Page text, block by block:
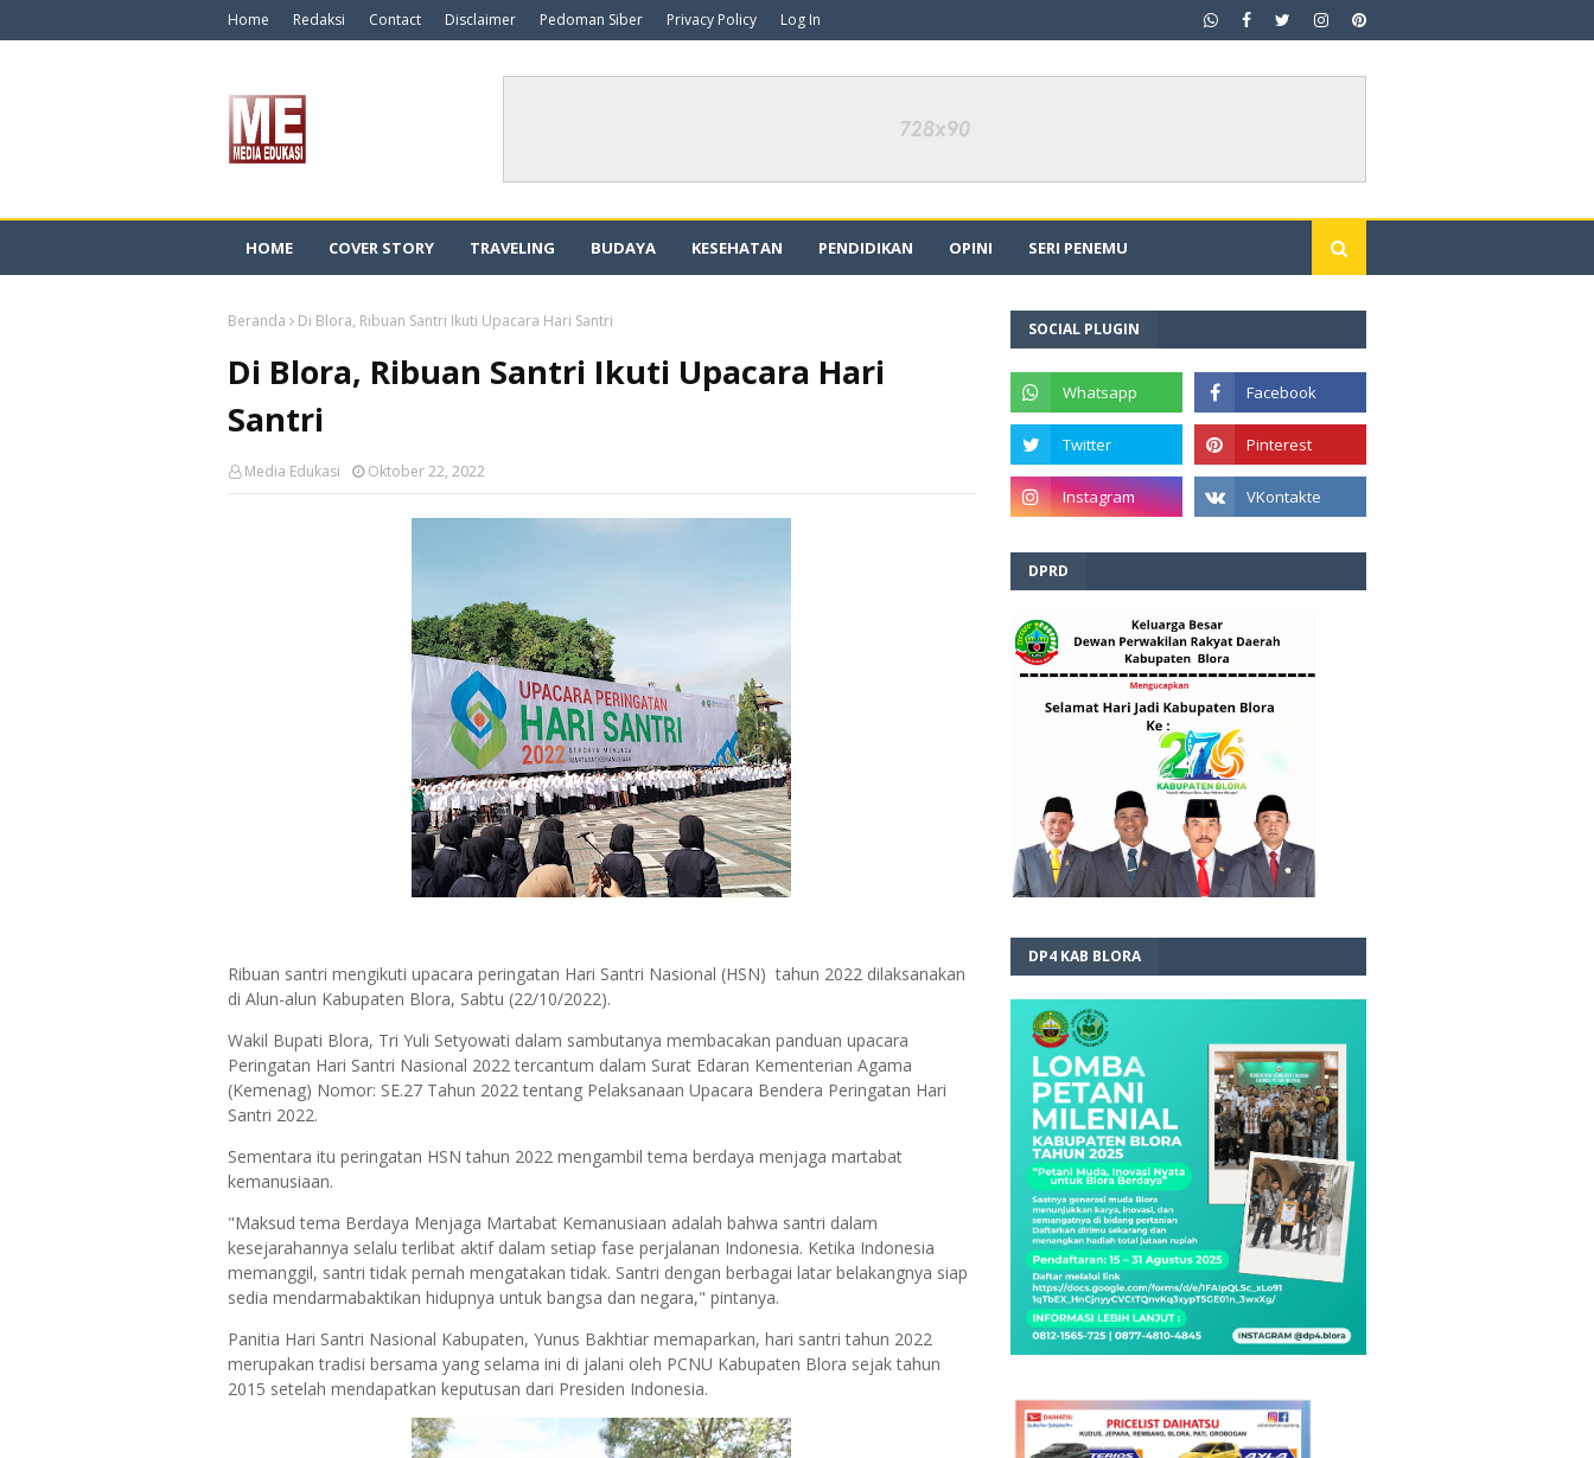
Home Redaksi Contact Disclaimer Pedoman Siber Privacy Policy Log In
HOME COVER STORY TRAVELING BUDAYA KESEHATAN PENDIDIKAN OPINI SERI PENEMU
Beranda Di Blora, Ribuan Santri Ikuti Upacara Hari Santri
Di Blora, Ribuan Santri Ikuti Upacara Hari
Santri
Media Edukasi Oktober 22, 2022
Ribuan santri mengikuti upacara peringatan Hari Santri Nasional (HSN) tahun 2022 dilaksanakan
di Alun-alun Kabupaten Blora, Sabtu (22/10/2022).
Wakil Bupati Blora, Tri Yuli Setyowati dalam sambutanya membacakan panduan upacara
Peringatan Hari Santri Nasional 2022 tercantum dalam Surat Edaran Kementerian Agama
(Kemenag) Nomor: SE.27 Tahun 2022 tentang Pelaksanaan Upacara Bendera Peringatan Hari
Santri 2022.
Sementara itu peringatan HSN tahun 2022 mengambil tema berdaya menjaga martabat
kemanusiaan.
"Maksud tema Berdaya Menjaga Martabat Kemanusiaan adalah bahwa santri dalam
kesejarahannya selalu terlibat aktif dalam setiap fase perjalanan Indonesia. Ketika Indonesia
memanggil, santri tidak pernah mengatakan tidak. Santri dengan berbagai latar belakangnya siap
sedia mendarmabaktikan hidupnya untuk bangsa dan negara," pintanya.
Panitia Hari Santri Nasional Kabupaten, Yunus Bakhtiar memaparkan, hari santri tahun 2022
merupakan tradisi bersama yang selama ini di jalani oleh PCNU Kabupaten Blora sejak tahun
2015 setelah mendapatkan keputusan dari Presiden Indonesia.
SOCIAL PLUGIN
DPRD
DP4 KAB BLORA